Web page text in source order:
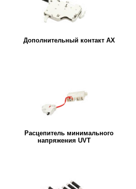
Дополнительный контакт AX
Расцепитель минимального
напряжения UVT